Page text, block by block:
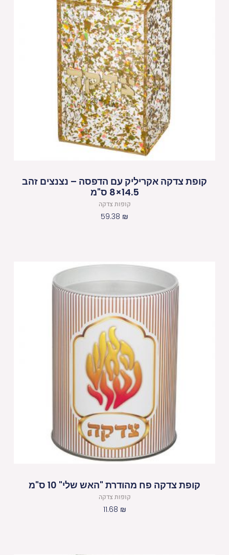
קופת צדקה אקריליק עם הדפסה – נצנצים זהב
14.5×8 ס"מ
קופות צדקה
59.38 ₪
קופת צדקה פח מהודרת "האש שלי" 10 ס"מ
קופות צדקה
11.68 ₪